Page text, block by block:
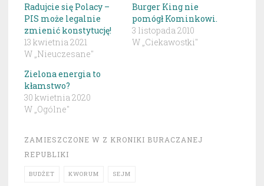
Radujcie się Polacy –
PIS może legalnie
zmienić konstytucję!
13 kwietnia 2021
W „Nieuczesane"
Burger King nie
pomógł Kominkowi.
3 listopada 2010
W „Ciekawostki"
Zielona energia to
kłamstwo?
30 kwietnia 2020
W „Ogólne"
ZAMIESZCZONE W Z KRONIKI BURACZANEJ
REPUBLIKI
BUDŻET KWORUM SEJM